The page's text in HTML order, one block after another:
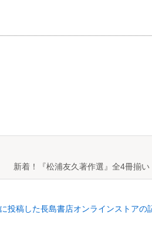
新着！『松浦友久著作選』全4冊揃い
投稿した長島書店オンラインストアの